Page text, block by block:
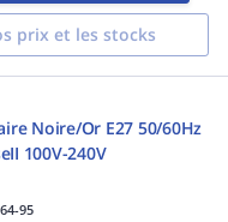
prix et les stocks
60Hz
100V-240V
95